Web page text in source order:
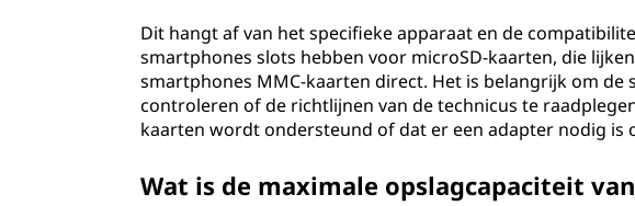
Dit hangt af van het specifieke apparaat en de
smartphones slots hebben voor microSD-kaarten, die
smartphones MMC-kaarten direct. Het is belangrijk om de
controleren of de richtlijnen van de technicus te
kaarten wordt ondersteund of dat er een adapter nodig is
Wat is de maximale opslagcapaciteit